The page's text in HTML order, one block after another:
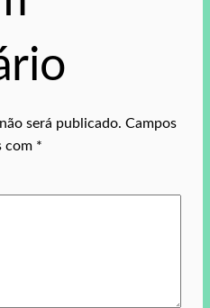
será publicado. Campos
com *